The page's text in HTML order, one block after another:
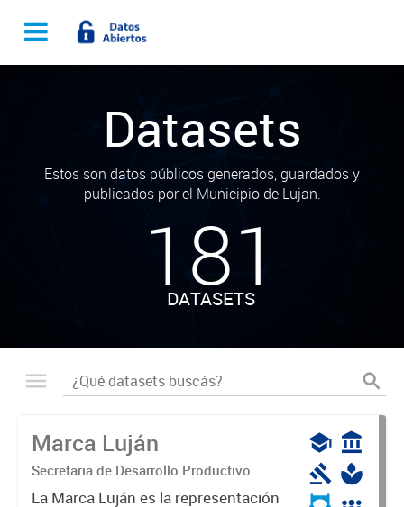
Datasets
Estos son datos públicos generados, guardados y
publicados por el Municipio de Lujan.
181
DATASETS
Marca Luján
Secretaria de Desarrollo Productivo
La Marca Luján es la representación